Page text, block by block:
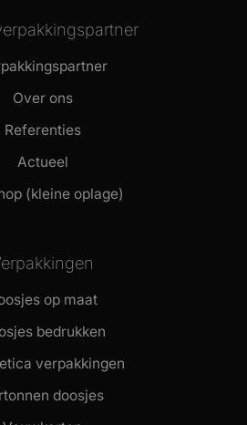
Over ons
Referenties
Actueel
(kleine oplage)
op maat
bedrukken
verpakkingen
doosjes